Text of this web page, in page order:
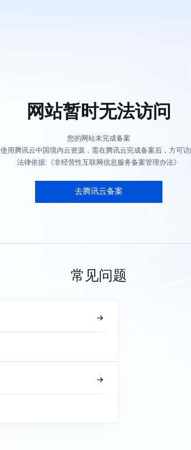
网站暂时无法访问
您的网站未完成备案
使用腾讯云中国境内云资源，需在腾讯云完成备案后，方可
法律依据:《非经营性互联网信息服务备案管理办法》
去腾讯云备案
常见问题